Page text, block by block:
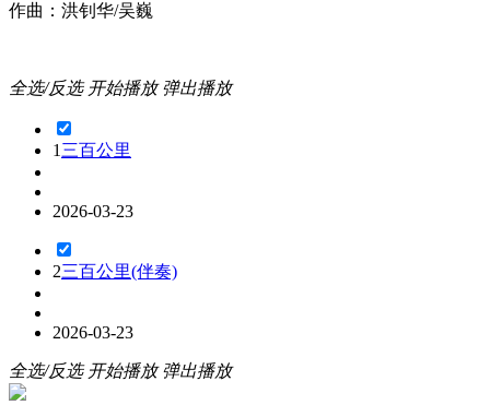
作曲：洪钊华/吴巍
全选/反选 开始播放 弹出播放
1 三百公里
2026-03-23
2三百公里(伴奏)
2026-03-23
全选/反选 开始播放 弹出播放